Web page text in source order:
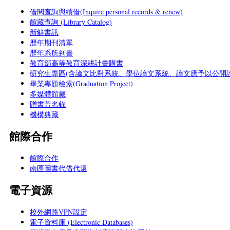
借閱查詢與續借(Inquire personal records & renew)
館藏查詢 (Library Catalog)
新鮮書訊
歷年期刊清單
歷年系所到書
教育部高等教育深耕計畫購書
研究生專區(含論文比對系統、學位論文系統、論文應予以公開
畢業專題檢索(Graduation Project)
多媒體館藏
贈書芳名錄
機構典藏
館際合作
館際合作
南區圖書代借代還
電子資源
校外網路VPN設定
電子資料庫 (Electronic Databases)